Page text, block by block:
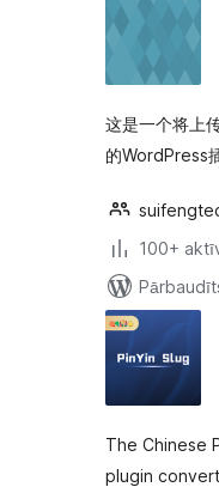
这是一个将上
的WordPress
100+
The Chinese
plugin